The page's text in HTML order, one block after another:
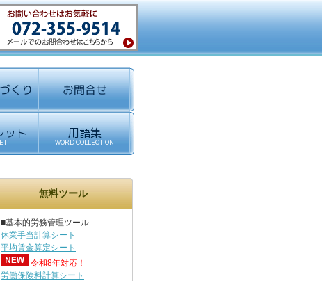
無料ツール
■基本的労務管理ツール
休業手当計算シート
平均賃金算定シート
令和8年対応！
労働保険料計算シート